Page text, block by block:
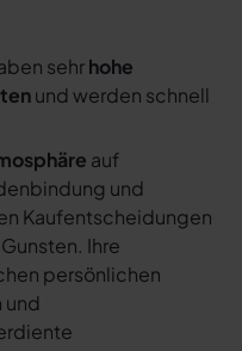
sehrhohe
und werden schnell
auf
und
Kaufentscheidungen
Ihre
persönlichen
und